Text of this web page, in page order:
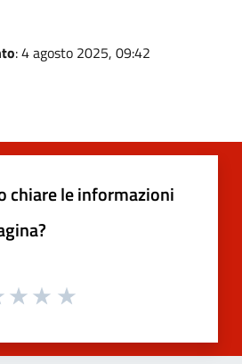
: 4 agosto 2025, 09:42
chiare le informazioni